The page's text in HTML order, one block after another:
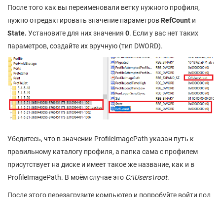
После того как вы переименовали ветку нужного профиля,
нужно отредактировать значение параметров RefCount и
State. Установите для них значения 0. Если у вас нет таких
параметров, создайте их вручную (тип DWORD).
Убедитесь, что в значении ProfileImagePath указан путь к
правильному каталогу профиля, а папка сама с профилем
присутствует на диске и имеет такое же название, как и в
ProfileImagePath. В моём случае это C:\Users\root.
После этого перезагрузите компьютер и попробуйте войти под